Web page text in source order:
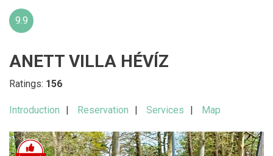
9.9
ANETT VILLA HÉVÍZ
Ratings: 156
Introduction Reservation Services Map